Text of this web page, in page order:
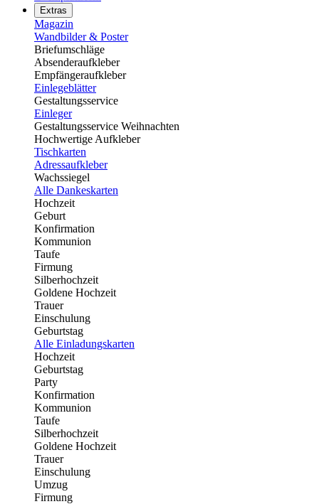
Extras
Magazin
Wandbilder & Poster
Briefumschläge
Absenderaufkleber
Empfängeraufkleber
Einlegeblätter
Gestaltungsservice
Einleger
Gestaltungsservice Weihnachten
Hochwertige Aufkleber
Tischkarten
Adressaufkleber
Wachssiegel
Alle Dankeskarten
Hochzeit
Geburt
Konfirmation
Kommunion
Taufe
Firmung
Silberhochzeit
Goldene Hochzeit
Trauer
Einschulung
Geburtstag
Alle Einladungskarten
Hochzeit
Geburtstag
Party
Konfirmation
Kommunion
Taufe
Silberhochzeit
Goldene Hochzeit
Trauer
Einschulung
Umzug
Firmung